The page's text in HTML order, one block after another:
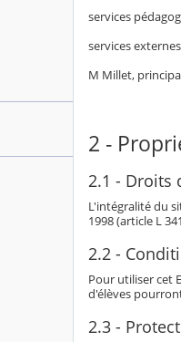
services
services
M Millet,
2 -
2.1 - Droits
L'intégralité du
1998 (article L
2.2 -
Pour utiliser cet
d'élèves
2.3 -